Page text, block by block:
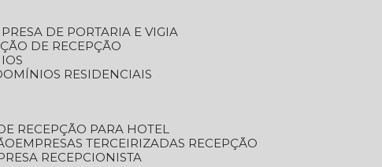
DE PORTARIA E VIGIA
DE RECEPÇÃO
RESIDENCIAIS
RECEPÇÃO PARA HOTEL
EMPRESAS TERCEIRIZADAS RECEPÇÃO
RECEPCIONISTA